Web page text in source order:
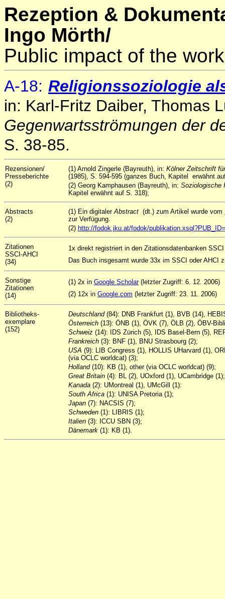
Rezeption &
Ingo Mörth/
Public impact of the
A-18: Religionssoziologie
in: Karl-Fritz Daiber, Thomas
Gegenwartsströmungen der
S. 38-85.
Rezensionen/
Presseberichte
(2)
(1) Arnold Zingerle (Bayreuth), in: Kölner Zeitschrift
(1985), S. 594-595 (ganzes Buch, Kapitel erwähnt
(2) Georg Kamphausen (Bayreuth), in: Soziologische
Kapitel erwähnt auf S. 318);
Abstracts
(2)
(1) Ein digitalerAbstract (dt.) zum Artikel wurde vom
zur Verfügung.
(2) http://fodok.jku.at/fodok/
Zitationen
SSCI-AHCI
(34)
1x direkt registriert in den Zitationsdatenbanken
Das Buch insgesamt wurde 33x im SSCI oder AHCI
Sonstige
Zitationen
(14)
(1) 2x in Google Scholar(letzter Zugriff: 6. 12. 2006)
(2) 12x in Google.com (letzter Zugriff: 23. 11. 2006)
Bibliotheks-
exemplare
(152)
Deutschland(84): DNB Frankfurt (1), BVB (14),
Österreich (13): ÖNB (1), ÖVK (7), ÖLB (2), ÖBV-
Schweiz (14): IDS Zürich (5), IDS Basel-Bern (5),
Frankreich (3): BNF (1), BNU Strasbourg (2);
USA (9): LIB Congress (1), HOLLIS UHarvard (1),
(via OCLC worldcat) (3);
Holland(10): KB (1), other (via OCLC worldcat) (9);
Great Britain (4): BL (2), UOxford (1), UCambridge (1);
Kanada (2): UMontreal (1), UMcGill (1):
South Africa (1): UNISA Pretoria (1);
Japan (7): NACSIS (7);
Schweden (1): LIBRIS (1);
Italien (3): ICCU SBN (3);
Dänemark (1): KB (1).